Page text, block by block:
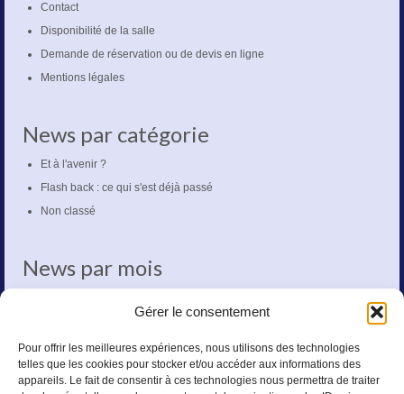
Gérer le consentement
Pour offrir les meilleures expériences, nous utilisons des technologies
telles que les cookies pour stocker et/ou accéder aux informations des
appareils. Le fait de consentir à ces technologies nous permettra de traiter
Contact
Disponibilité de la salle
Demande de réservation ou de devis en ligne
Mentions légales
News par catégorie
Et à l'avenir ?
Flash back : ce qui s'est déjà passé
Non classé
News par mois
mai 2018
novembre 2017
octobre 2017